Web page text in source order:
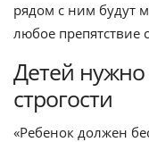
рядом с ним будут
любое препятствие
Детей
строгости
«Ребенок должен